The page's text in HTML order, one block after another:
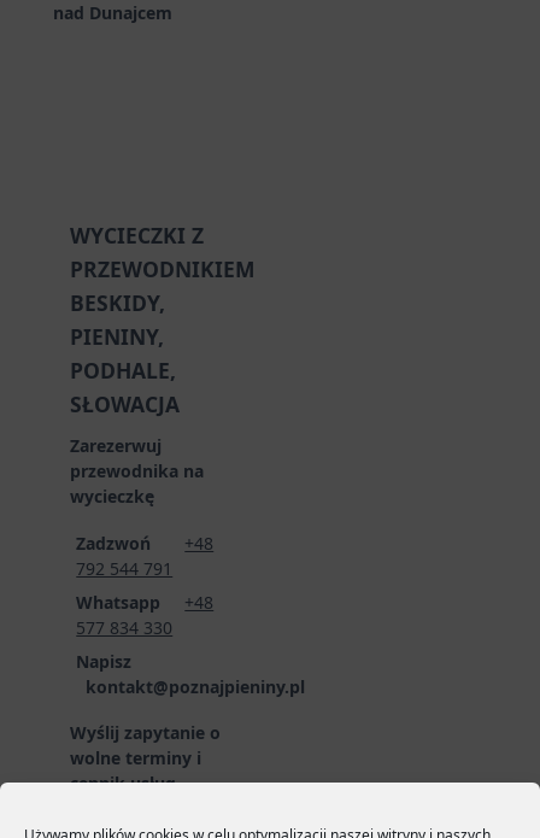
nad Dunajcem
WYCIECZKI Z
PRZEWODNIKIEM
BESKIDY,
PIENINY,
PODHALE,
SŁOWACJA
Zarezerwuj
przewodnika na
wycieczkę
Zadzwoń +48
792 544 791
Whatsapp +48
577 834 330
Napisz
kontakt@poznajpieniny.pl
Wyślij zapytanie o
wolne terminy i
cennik usług